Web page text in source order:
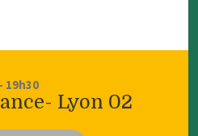
19h30
Lyon 02